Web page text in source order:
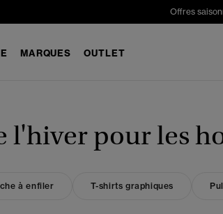
Offres
MARQUES OUTLET
l'hiver pour les
à enfiler T-shirts graphiques